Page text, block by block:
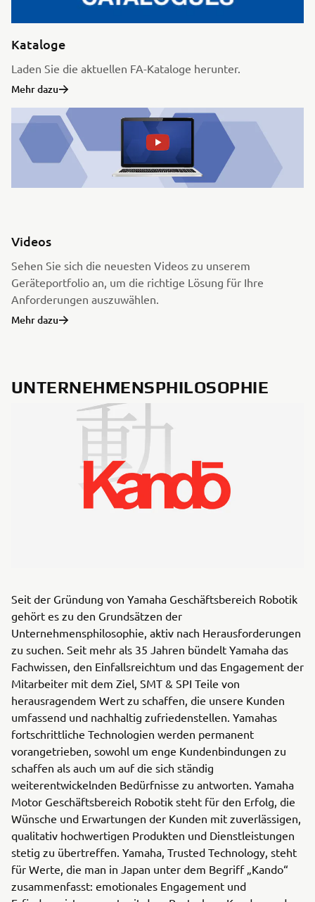
Kataloge
Laden Sie die aktuellen FA-Kataloge herunter.
Mehr dazu
Videos
Sehen Sie sich die neuesten Videos zu unserem
Geräteportfolio an, um die richtige Lösung für Ihre
Anforderungen auszuwählen.
Mehr dazu
UNTERNEHMENSPHILOSOPHIE
Seit der Gründung von Yamaha Geschäftsbereich Robotik
gehört es zu den Grundsätzen der
Unternehmensphilosophie, aktiv nach Herausforderungen
zu suchen. Seit mehr als 35 Jahren bündelt Yamaha das
Fachwissen, den Einfallsreichtum und das Engagement der
Mitarbeiter mit dem Ziel, SMT & SPI Teile von
herausragendem Wert zu schaffen, die unsere Kunden
umfassend und nachhaltig zufriedenstellen. Yamahas
fortschrittliche Technologien werden permanent
vorangetrieben, sowohl um enge Kundenbindungen zu
schaffen als auch um auf die sich ständig
weiterentwickelnden Bedürfnisse zu antworten. Yamaha
Motor Geschäftsbereich Robotik steht für den Erfolg, die
Wünsche und Erwartungen der Kunden mit zuverlässigen,
qualitativ hochwertigen Produkten und Dienstleistungen
stetig zu übertreffen. Yamaha, Trusted Technology, steht
für Werte, die man in Japan unter dem Begriff „Kando“
zusammenfasst: emotionales Engagement und